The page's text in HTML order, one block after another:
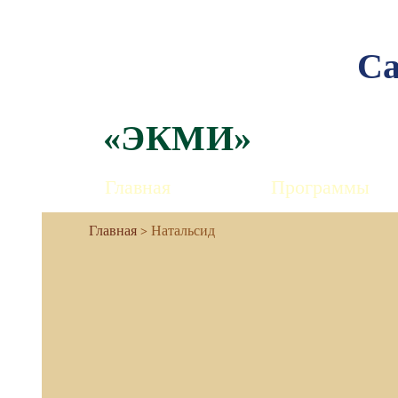
«ЭКМИ»
Главная Программы
Натальсид